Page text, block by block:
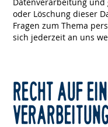
oder Löschung dieser
Fragen zum Thema
sich jederzeit an uns
RECHT AUF